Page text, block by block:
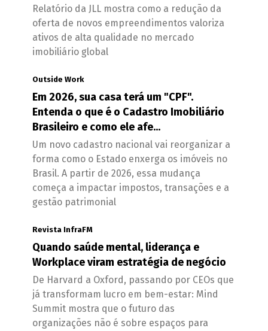
Relatório da JLL mostra como a redução da
oferta de novos empreendimentos valoriza
ativos de alta qualidade no mercado
imobiliário global
Outside Work
Em 2026, sua casa terá um "CPF".
Entenda o que é o Cadastro Imobiliário
Brasileiro e como ele afe...
Um novo cadastro nacional vai reorganizar a
forma como o Estado enxerga os imóveis no
Brasil. A partir de 2026, essa mudança
começa a impactar impostos, transações e a
gestão patrimonial
Revista InfraFM
Quando saúde mental, liderança e
Workplace viram estratégia de negócio
De Harvard a Oxford, passando por CEOs que
já transformam lucro em bem-estar: Mind
Summit mostra que o futuro das
organizações não é sobre espaços para